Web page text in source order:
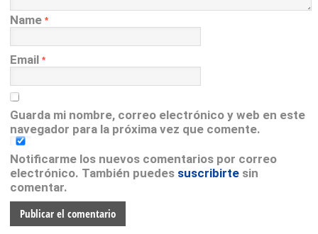
Name *
Email *
Guarda mi nombre, correo electrónico y web en este
navegador para la próxima vez que comente.
Notificarme los nuevos comentarios por correo
electrónico. También puedes suscribirtesin
comentar.